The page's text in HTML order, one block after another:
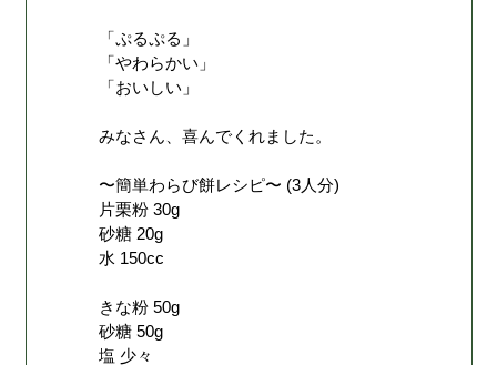
「ぷるぷる」
「やわらかい」
「おいしい」
みなさん、喜んでくれました。
〜簡単わらび餅レシピ〜 (3人分)
片栗粉 30g
砂糖 20g
水 150cc
きな粉 50g
砂糖 50g
塩 少々